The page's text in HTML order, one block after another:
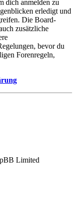
dich anmelden zu
erledigt und
Die Board-
zusätzliche
bevor du
Forenregeln,
Limited